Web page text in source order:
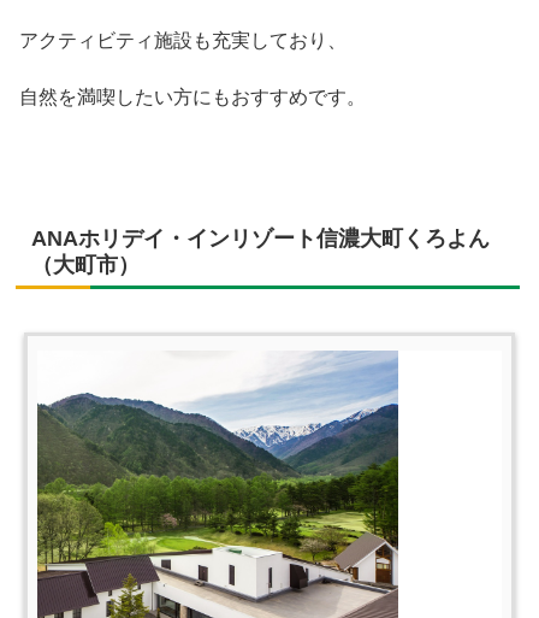
アクティビティ施設も充実しており、
自然を満喫したい方にもおすすめです。
ANAホリデイ・インリゾート信濃大町くろよん
（大町市）